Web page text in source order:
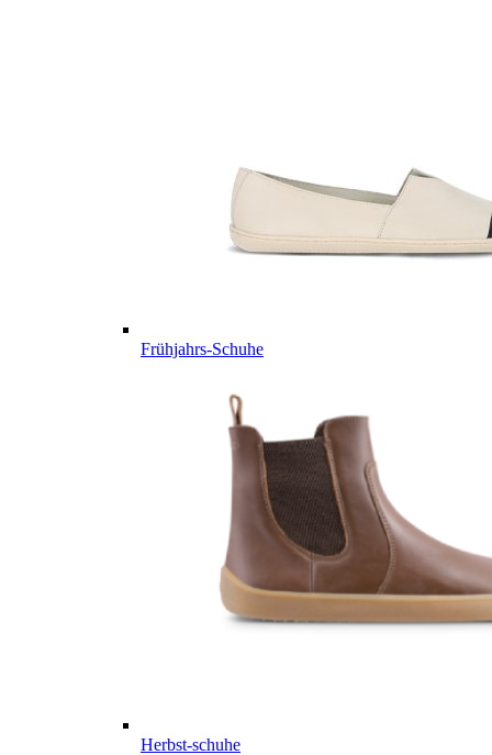
Frühjahrs-Schuhe
Herbst-schuhe